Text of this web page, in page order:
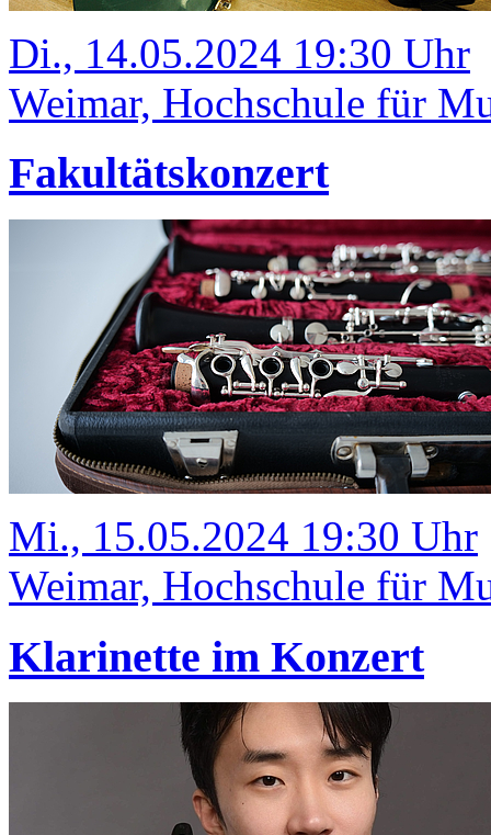
Di., 14.05.2024 19:30 Uhr
Weimar, Hochschule für
Fakultätskonzert
Mi., 15.05.2024 19:30 Uhr
Weimar, Hochschule für
Klarinette im Konzert